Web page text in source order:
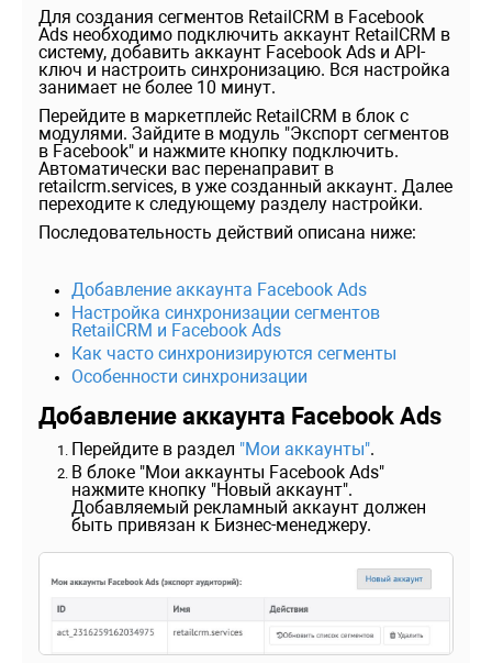
Для создания сегментов RetailCRM в Facebook
Ads необходимо подключить аккаунт RetailCRM в
систему, добавить аккаунт Facebook Ads и API-
ключ и настроить синхронизацию. Вся настройка
занимает не более 10 минут.
Перейдите в маркетплейс RetailCRM в блок с
модулями. Зайдите в модуль "Экспорт сегментов
в Facebook" и нажмите кнопку подключить.
Автоматически вас перенаправит в
retailcrm.services, в уже созданный аккаунт. Далее
переходите к следующему разделу настройки.
Последовательность действий описана ниже:
Добавление аккаунта Facebook Ads
Настройка синхронизации сегментов
RetailCRM и Facebook Ads
Как часто синхронизируются сегменты
Особенности синхронизации
Добавление аккаунта Facebook Ads
Перейдите в раздел "Мои аккаунты".
В блоке "Мои аккаунты Facebook Ads"
нажмите кнопку "Новый аккаунт".
Добавляемый рекламный аккаунт должен
быть привязан к Бизнес-менеджеру.